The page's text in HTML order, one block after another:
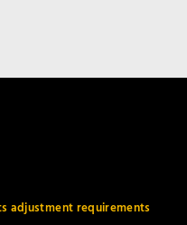
adjustment requirements